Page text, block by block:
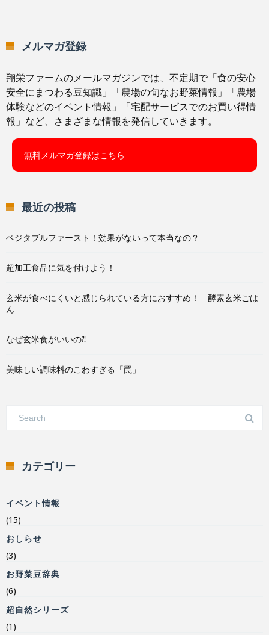
メルマガ登録
翔栄ファームのメールマガジンでは、不定期で「食の安心
安全にまつわる豆知識」「農場の旬なお野菜情報」「農場
体験などのイベント情報」「宅配サービスでのお買い得情
報」など、さまざまな情報を発信していきます。
無料メルマガ登録はこちら
最近の投稿
ベジタブルファースト！効果がないって本当なの？
超加工食品に気を付けよう！
玄米が食べにくいと感じられている方におすすめ！ 酵素玄米ごは
ん
なぜ玄米食がいいの⁈
美味しい調味料のこわすぎる「罠」
カテゴリー
イベント情報
(15)
おしらせ
(3)
お野菜豆辞典
(6)
超自然シリーズ
(1)